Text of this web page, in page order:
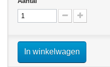
In winkelwagen